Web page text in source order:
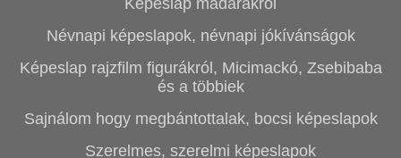
Képeslap madarakról
Névnapi képeslapok, névnapi jókívánságok
Képeslap rajzfilm figurákról, Micimackó, Zsebibaba
és a többiek
Sajnálom hogy megbántottalak, bocsi képeslapok
Szerelmes, szerelmi képeslapok